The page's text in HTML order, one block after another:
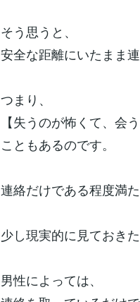
そう思うと、
安全な距離にいたまま
つまり、
【失うのが怖くて、会
こともあるのです。
連絡だけである程度満
少し現実的に見ておき
男性によっては、